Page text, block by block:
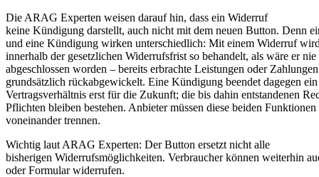
Die ARAG Experten weisen darauf hin, dass ein Widerruf
keine Kündigung darstellt, auch nicht mit dem neuen Button. Denn
und eine Kündigung wirken unterschiedlich: Mit einem Widerruf
innerhalb der gesetzlichen Widerrufsfrist so behandelt, als wäre er nie
abgeschlossen worden – bereits erbrachte Leistungen oder
grundsätzlich rückabgewickelt. Eine Kündigung beendet dagegen ein
Vertragsverhältnis erst für die Zukunft; die bis dahin entstandenen
Pflichten bleiben bestehen. Anbieter müssen diese beiden
voneinander trennen.
Wichtig laut ARAG Experten: Der Button ersetzt nicht alle
bisherigen Widerrufsmöglichkeiten. Verbraucher können weiterhin
oder Formular widerrufen.